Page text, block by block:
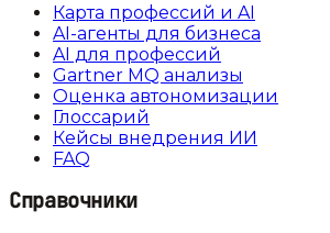
Карта профессий и AI
AI-агенты для бизнеса
AI для профессий
Gartner MQ анализы
Оценка автономизации
Глоссарий
Кейсы внедрения ИИ
FAQ
Справочники